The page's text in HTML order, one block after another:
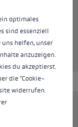
ist der
optimales
sind essenziell
helfen, unser
anzuzeigen.
du akzeptierst.
die "Cookie-
widerrufen.